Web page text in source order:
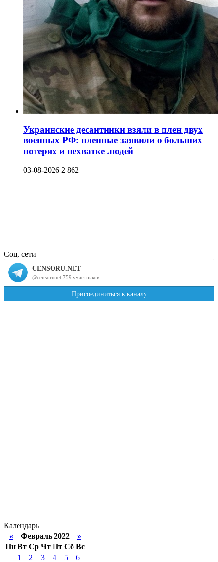
Украинские десантники взяли в плен двух
военных РФ: пленные заявили о больших
потерях и нехватке людей
03-08-2026 2 862
Соц. сети
Календарь
«Февраль 2022 »
Пн Вт Ср Чт Пт Сб Вс
1
2 3 4 5
6